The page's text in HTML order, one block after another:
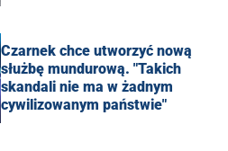
Czarnek chce utworzyć nową
służbę mundurową. "Takich
skandali nie ma w żadnym
cywilizowanym państwie"